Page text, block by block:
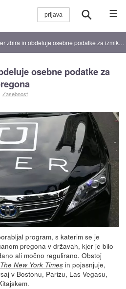
☰
in obdeluje osebne podatke za izmikanje organom pregona
osebne podatke za
Zasebnost
program, s katerim se je
pregona v državah, kjer je bilo
ali močno regulirano. Obstoj
The New York Timesin pojasnjuje,
v Bostonu, Parizu, Las Vegasu,